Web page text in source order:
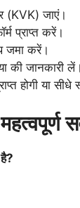
(KVK) जाएं।
प्राप्त करें।
जमा करें।
की जानकारी लें।
होगी या सीधे